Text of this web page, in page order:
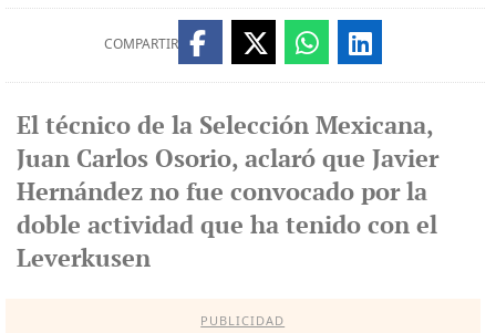
COMPARTIR
El técnico de la Selección Mexicana,
Juan Carlos Osorio, aclaró que Javier
Hernández no fue convocado por la
doble actividad que ha tenido con el
Leverkusen
PUBLICIDAD